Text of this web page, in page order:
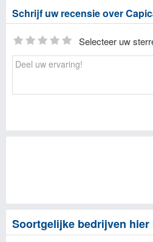
Schrijf uw recensie over
Selecteer uw
Soortgelijke bedrijven